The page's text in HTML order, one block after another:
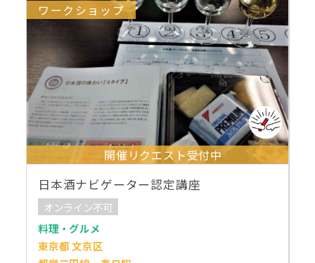
ワークショップ
開催リクエスト受付中
日本酒ナビゲーター認定講座
オンライン不可
料理・グルメ
東京都 文京区